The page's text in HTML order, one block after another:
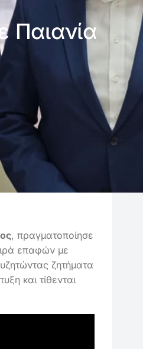
Παιανία
, πραγματοποίησε
επαφών με
ζητήματα
και τίθενται